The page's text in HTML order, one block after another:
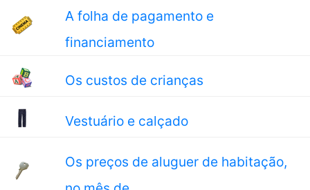
A folha de pagamento e
financiamento
Os custos de crianças
Vestuário e calçado
Os preços de aluguer de habitação,